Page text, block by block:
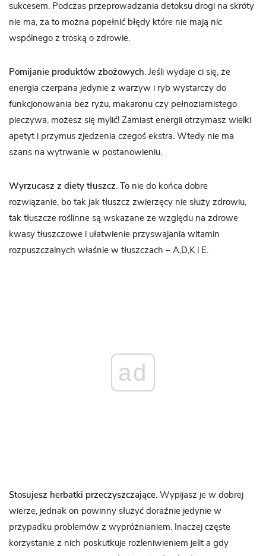
sukcesem. Podczas przeprowadzania detoksu drogi na skróty
nie ma, za to można popełnić błędy które nie mają nic
wspólnego z troską o zdrowie.
Pomijanie produktów zbożowych . Jeśli wydaje ci się, że
energia czerpana jedynie z warzyw i ryb wystarczy do
funkcjonowania bez ryżu, makaronu czy pełnoziarnistego
pieczywa, możesz się mylić! Zamiast energii otrzymasz wielki
apetyt i przymus zjedzenia czegoś ekstra. Wtedy nie ma
szans na wytrwanie w postanowieniu.
Wyrzucasz z diety tłuszcz . To nie do końca dobre
rozwiązanie, bo tak jak tłuszcz zwierzęcy nie służy zdrowiu,
tak tłuszcze roślinne są wskazane ze względu na zdrowe
kwasy tłuszczowe i ułatwienie przyswajania witamin
rozpuszczalnych właśnie w tłuszczach – A,D,K i E.
ad
Stosujesz herbatki przeczyszczające . Wypijasz je w dobrej
wierze, jednak on powinny służyć doraźnie jedynie w
przypadku problemów z wypróżnianiem. Inaczej częste
korzystanie z nich poskutkuje rozleniwieniem jelit a gdy